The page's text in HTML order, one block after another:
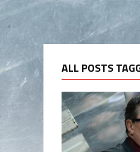
ALL POSTS